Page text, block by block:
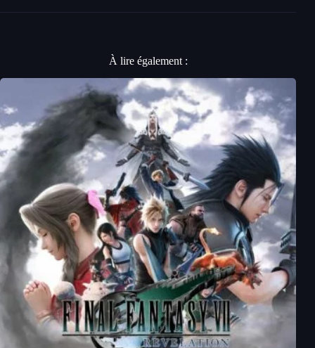
À lire également :